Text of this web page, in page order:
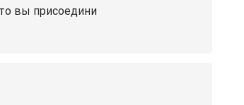
вы присоедини